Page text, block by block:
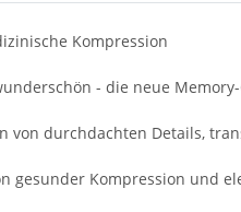
Kompression
- die neue
von durchdachten Details,
gesunder Kompression und